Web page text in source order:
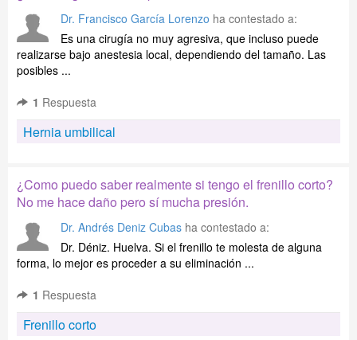
Dr. Francisco García Lorenzo ha contestado a:
Es una cirugía no muy agresiva, que incluso puede
realizarse bajo anestesia local, dependiendo del tamaño. Las
posibles ...
1 Respuesta
Hernia umbilical
¿Como puedo saber realmente si tengo el frenillo corto?
No me hace daño pero sí mucha presión.
Dr. Andrés Deniz Cubas ha contestado a:
Dr. Déniz. Huelva. Si el frenillo te molesta de alguna
forma, lo mejor es proceder a su eliminación ...
1 Respuesta
Frenillo corto